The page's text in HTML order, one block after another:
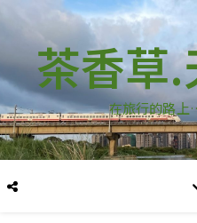
茶香草
在旅行的路